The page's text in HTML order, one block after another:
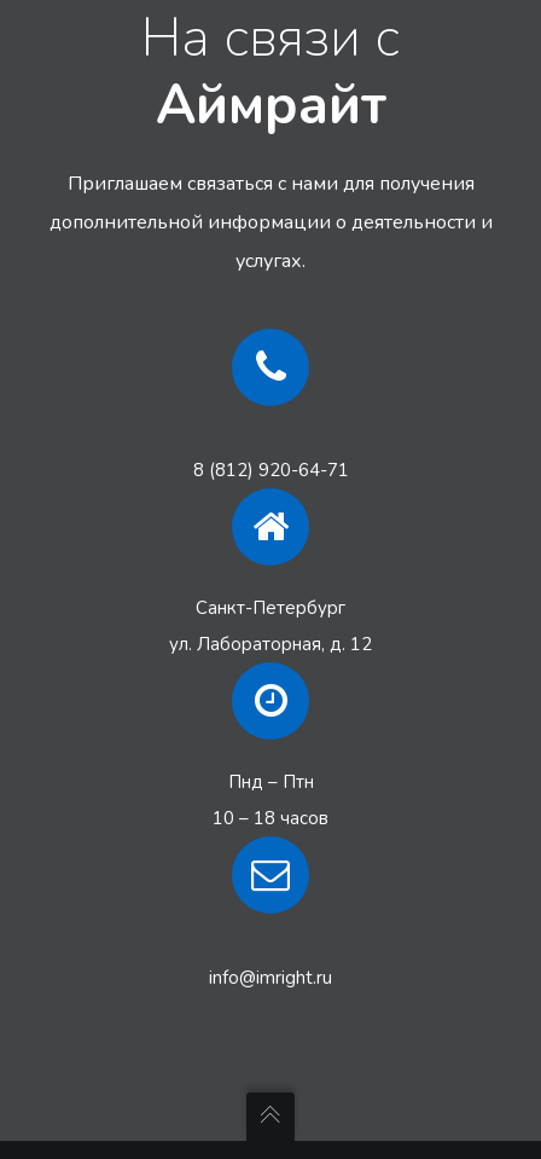
На связи с
Аймрайт
Приглашаем связаться с нами для получения
дополнительной информации о деятельности и
услугах.
8 (812) 920-64-71
Санкт-Петербург
ул. Лабораторная, д. 12
Пнд – Птн
10 – 18 часов
info@imright.ru